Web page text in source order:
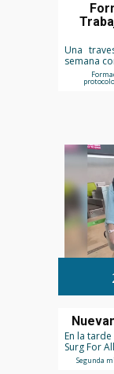
Una
semana
En la
Surg For
Segunda